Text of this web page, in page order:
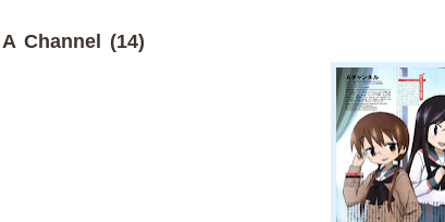
Channel (14)